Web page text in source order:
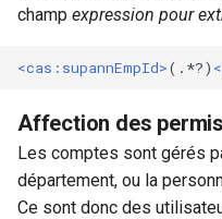
champ expression pour
<cas:supannEmpId>(.*?)
Affection des
Les comptes sont gérés
département, ou la
Ce sont donc des